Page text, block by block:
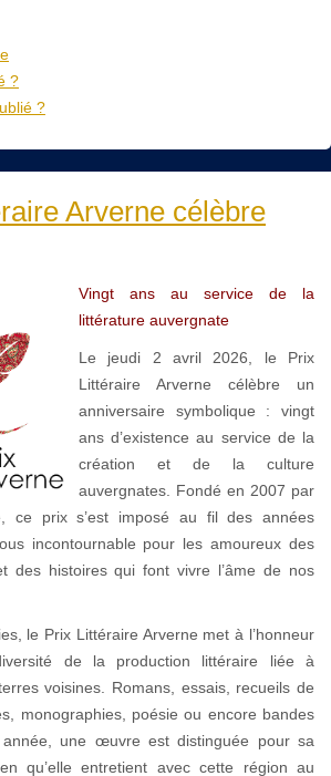
?
?
Arverne célèbre
Vingt ans au service de la
littérature auvergnate
Le jeudi 2 avril 2026, le Prix
Littéraire Arverne célèbre un
anniversaire symbolique : vingt
ans d’existence au service de la
création et de la culture
auvergnates. Fondé en 2007 par
ce prix s’est imposé au fil des années
incontournable pour les amoureux des
des histoires qui font vivre l’âme de nos
le Prix Littéraire Arverne met à l’honneur
de la production littéraire liée à
voisines. Romans, essais, recueils de
monographies, poésie ou encore bandes
une œuvre est distinguée pour sa
qu’elle entretient avec cette région au